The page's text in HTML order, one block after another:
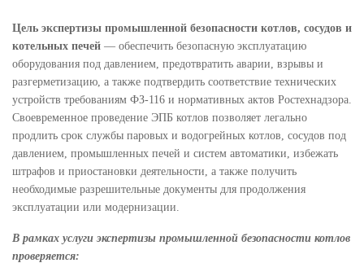
Цель экспертизы промышленной безопасности котлов, сосудов и
котельных печей — обеспечить безопасную эксплуатацию
оборудования под давлением, предотвратить аварии, взрывы и
разгерметизацию, а также подтвердить соответствие технических
устройств требованиям ФЗ-116 и нормативных актов Ростехнадзора.
Своевременное проведение ЭПБ котлов позволяет легально
продлить срок службы паровых и водогрейных котлов, сосудов под
давлением, промышленных печей и систем автоматики, избежать
штрафов и приостановки деятельности, а также получить
необходимые разрешительные документы для продолжения
эксплуатации или модернизации.
В рамках услуги экспертизы промышленной безопасности котлов
проверяется: